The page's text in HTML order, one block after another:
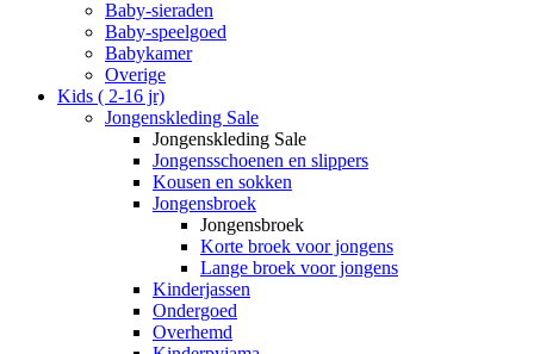
Baby-sieraden
Baby-speelgoed
Babykamer
Overige
Kids ( 2-16 jr)
Jongenskleding Sale
Jongenskleding Sale
Jongensschoenen en slippers
Kousen en sokken
Jongensbroek
Jongensbroek
Korte broek voor jongens
Lange broek voor jongens
Kinderjassen
Ondergoed
Overhemd